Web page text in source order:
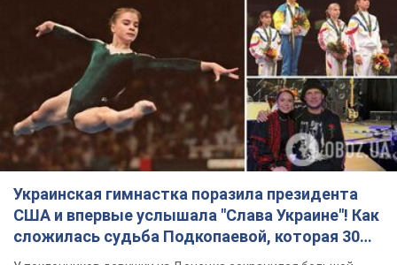
лет назад завоевала "золото" Олимпиады
У поклонников девушки из Донецка сохранился большой
кусок коврового покрытия с надписью "Атланта-1996"
8.08.2026 18:30 40,2 т.
В Прикарпатье после аномальной
жары прошел сильный ливень:
дороги превратились в реки. Видео
область и курортный Буковель
8.08.2026 09:27 40,4 т.